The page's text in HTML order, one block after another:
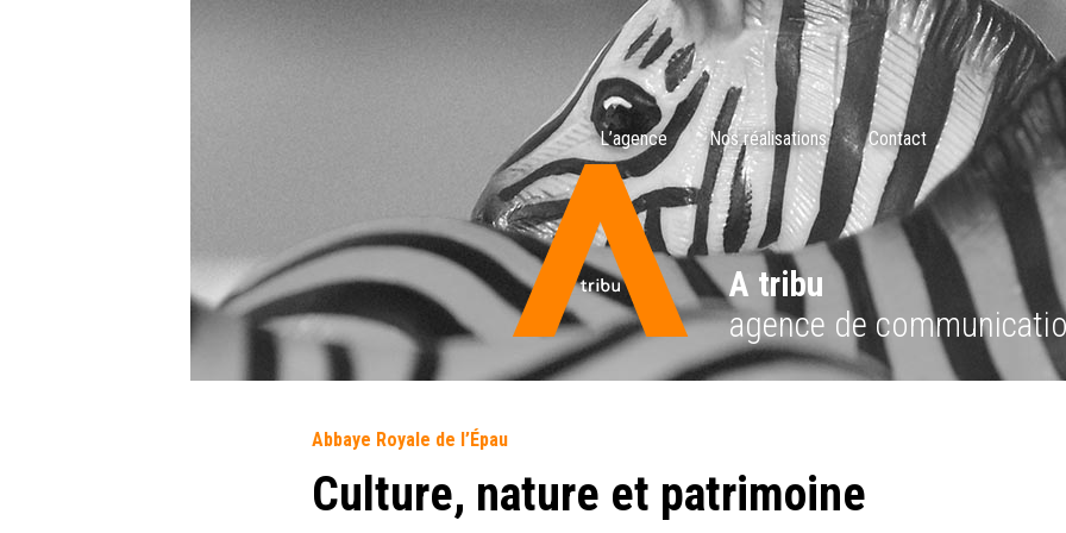
L’agence Nos réalisations Contact
A tribu
agence de
Abbaye Royale de l’Épau
Culture, nature et patrimoine